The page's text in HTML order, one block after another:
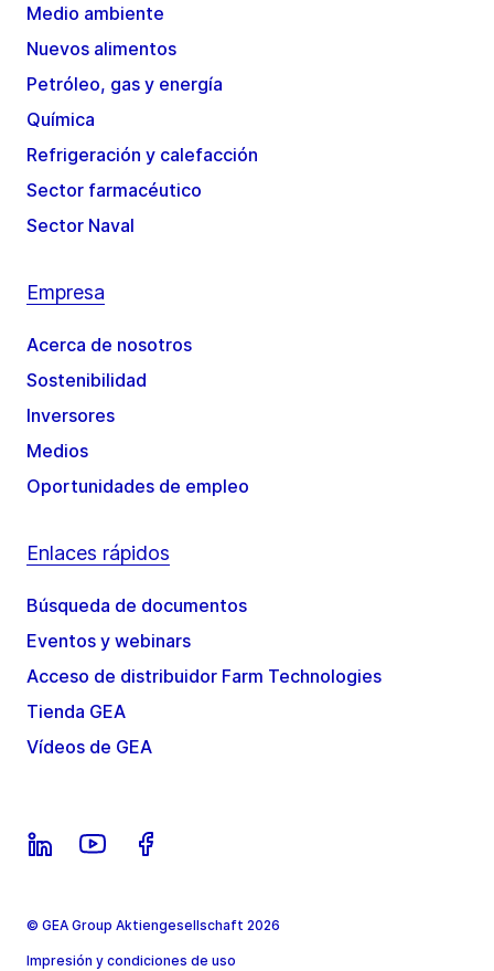
Medio ambiente
Nuevos alimentos
Petróleo, gas y energía
Química
Refrigeración y calefacción
Sector farmacéutico
Sector Naval
Empresa
Acerca de nosotros
Sostenibilidad
Inversores
Medios
Oportunidades de empleo
Enlaces rápidos
Búsqueda de documentos
Eventos y webinars
Acceso de distribuidor Farm Technologies
Tienda GEA
Vídeos de GEA
© GEA Group Aktiengesellschaft 2026
Impresión y condiciones de uso